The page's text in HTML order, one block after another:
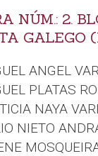
NÚM.: 2.
GALEGO
ANGEL
PLATAS
NAYA
NIETO